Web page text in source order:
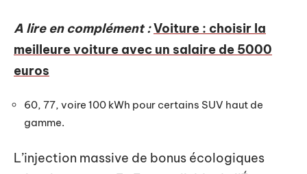
A lire en complément :Voiture : choisir la
meilleure voiture avec un salaire de 5000
euros
60, 77, voire 100 kWh pour certains SUV haut de
gamme.
L’injection massive de bonus écologiques